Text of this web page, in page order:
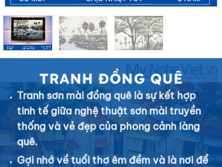
TRANH ĐỒNG QUÊ
Tranh sơn mài đồng quê là sự kết hợp
tinh tế giữa nghệ thuật sơn mài truyền
thống và vẻ đẹp của phong cảnh làng
quê.
Gợi nhớ về tuổi thơ êm đềm và là nơi để